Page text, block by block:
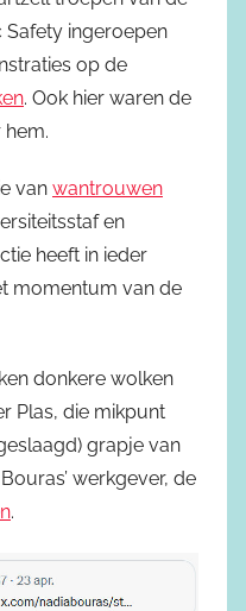
Safety ingeroepen
op de
. Ook hier waren de
van wantrouwen
en
heeft in ieder
momentum van de
donkere wolken
Plas, die mikpunt
grapje van
werkgever, de
.